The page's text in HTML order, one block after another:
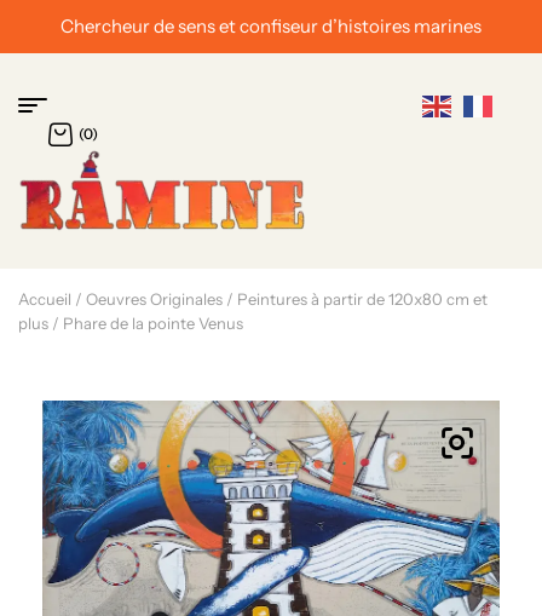
d’histoires marines Chevalier de l’ordre du
(0)
Accueil / Oeuvres Originales / Peintures à partir de 120x80 cm et
plus / Phare de la pointe Venus